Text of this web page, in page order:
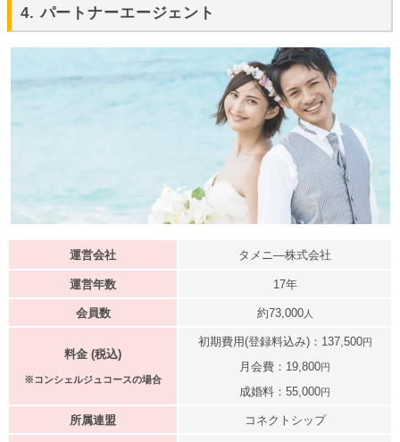
4. パートナーエージェント
運営会社 タメニ―株式会社
運営年数 17年
会員数 約73,000人
料金 (税込)
※コンシェルジュコースの場合
初期費用(登録料込み)：137,500円
月会費：19,800円
成婚料：55,000円
所属連盟 コネクトシップ